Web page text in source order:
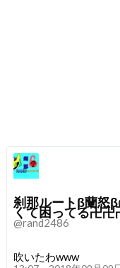
刹那ルートβ蘭怒
くて困ってる卍卍
@rand2486
吹いたわwww